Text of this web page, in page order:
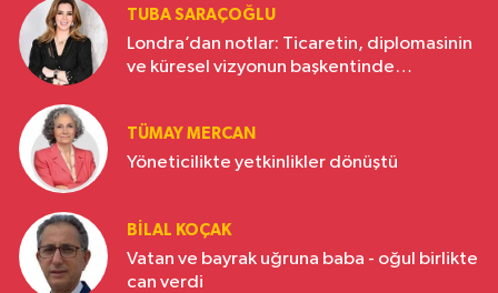
TUBA SARAÇOĞLU
Londra’dan notlar: Ticaretin, diplomasinin
ve küresel vizyonun başkentinde
TÜMAY MERCAN
Yöneticilikte yetkinlikler dönüştü
BILAL KOÇAK
Vatan ve bayrak uğruna baba - oğul birlikte
can verdi